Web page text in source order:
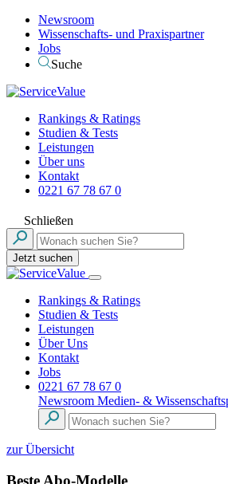
Newsroom
Wissenschafts- und Praxispartner
Jobs
Suche
Rankings & Ratings
Studien & Tests
Leistungen
Über uns
Kontakt
0221 67 78 67 0
Schließen
Jetzt suchen
Rankings & Ratings
Studien & Tests
Leistungen
Über Uns
Kontakt
Jobs
0221 67 78 67 0
Newsroom Medien- &
zur Übersicht
Beste Abo-Modelle